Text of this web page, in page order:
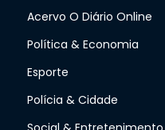
Acervo O Diário Online
Política & Economia
Esporte
Polícia & Cidade